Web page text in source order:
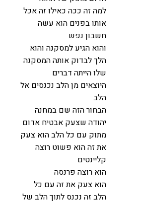
למה זה ככה כאילו זה אכל
אותו בפנים הוא עשה
חשבון נפש
והוא הגיע למסקנה והוא
הלך לבדוק אותה המסקנה
שלו הייתה דברים
היוצאים מן הלב נכנסים אל
הלב
הבחור הזה שם במחנה
יהודה שצעק אבטיח אדום
מתוק עם כל הלב הוא צעק
את זה הוא פשוט רוצה
קליינטים
הוא רוצה פרנסה
הוא צעק את זה עם כל
הלב זה נכנס לתוך הלב של